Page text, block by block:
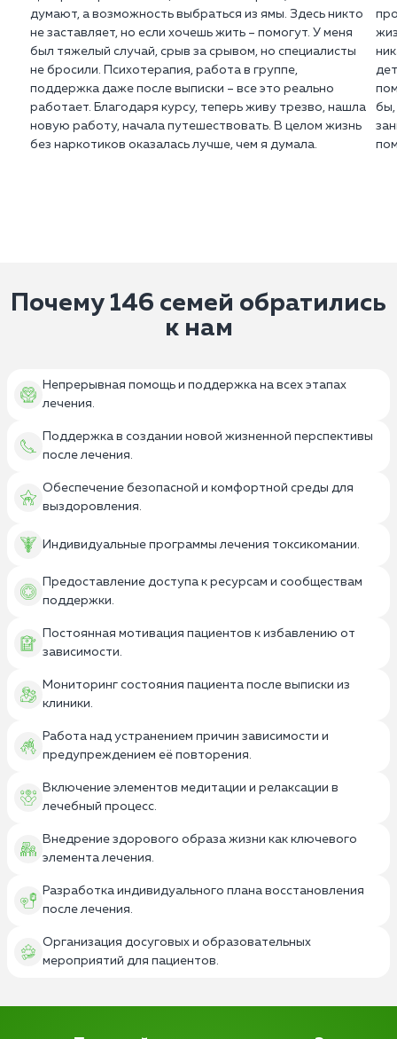
думают, а возможность выбраться из ямы. Здесь никто
не заставляет, но если хочешь жить – помогут. У меня
был тяжелый случай, срыв за срывом, но специалисты
не бросили. Психотерапия, работа в группе,
поддержка даже после выписки – все это реально
работает. Благодаря курсу, теперь живу трезво, нашла
новую работу, начала путешествовать. В целом жизнь
без наркотиков оказалась лучше, чем я думала.
бы,
Почему 146 семей обратились
к нам
Непрерывная помощь и поддержка на всех этапах
лечения.
Поддержка в создании новой жизненной перспективы
после лечения.
Обеспечение безопасной и комфортной среды для
выздоровления.
Индивидуальные программы лечения токсикомании.
Предоставление доступа к ресурсам и сообществам
поддержки.
Постоянная мотивация пациентов к избавлению от
зависимости.
Мониторинг состояния пациента после выписки из
клиники.
Работа над устранением причин зависимости и
предупреждением её повторения.
Включение элементов медитации и релаксации в
лечебный процесс.
Внедрение здорового образа жизни как ключевого
элемента лечения.
Разработка индивидуального плана восстановления
после лечения.
Организация досуговых и образовательных
мероприятий для пациентов.